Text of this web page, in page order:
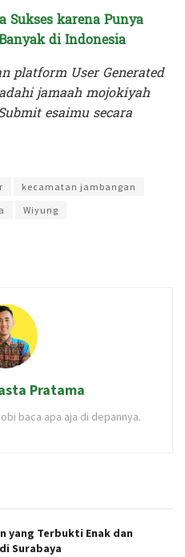
Sukses karena Punya
di Indonesia
platform User Generated
jamaah mojokiyah
esaimu secara
kecamatan jambangan
Wiyung
Pratama
baca apa aja di depannya.
yang Terbukti Enak dan
Surabaya